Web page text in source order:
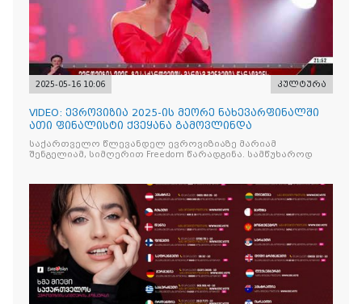
2025-05-16 10:06 კულტურა
VIDEO: ევროვიზია 2025-ის მეორე ნახევარფინალში
ათი ფინალისტი ქვეყანა გამოვლინდა
საქართველო წლევანდელ ევროვიზიაზე მარიამ
შენგელიამ, სიმღერით Freedom წარადგინა. სამწუხაროდ